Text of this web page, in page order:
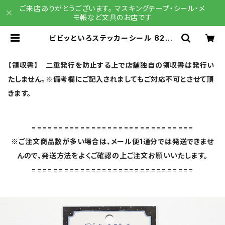
ご来店ありがとうございます。 マスキングテープ・シール・メ
モ帳など文具のお店です
ビビッといろステッカーシール 8272
【領収書】 二重発行を防止する上で店舗独自の領収書は発行い
たしません。※備考欄にご記入されましてもご対応不可とさせて頂
きます。
==============================
※ご注文商品数が多い場合は、メール便1通分では発送できませ
んので、発送方法をよくご確認の上ご注文お願いいたします。
==============================